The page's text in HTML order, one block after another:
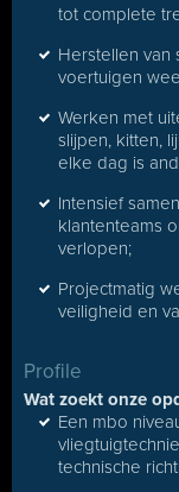
tot complete
Herstellen van
voertuigen
Werken met
slijpen, kitten,
elke dag is
Intensief
klantenteams
verlopen;
Projectmatig
veiligheid en
Profile
Wat zoekt onze
Een mbo
technische